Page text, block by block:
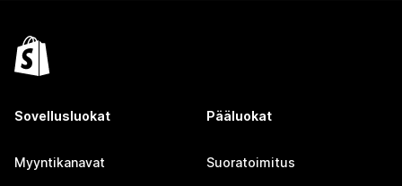
Sovellusluokat
Myyntikanavat
Pääluokat
Suoratoimitus